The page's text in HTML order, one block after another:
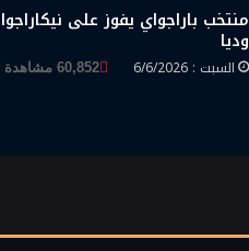
منتخب باراجواي يفوز على نيكاراجوا
وديا
السبت : 6/6/2026 60,852 مشاهدة